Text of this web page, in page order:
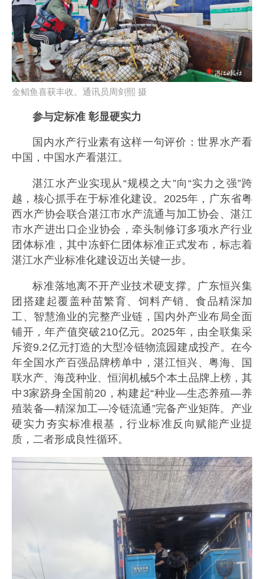
金鲳鱼喜获丰收。通讯员周剑熙 摄
参与定标准 彰显硬实力
国内水产行业素有这样一句评价：世界水产看
中国，中国水产看湛江。
湛江水产业实现从“规模之大”向“实力之强”跨
越，核心抓手在于标准化建设。2025年，广东省粤
西水产协会联合湛江市水产流通与加工协会、湛江
市水产进出口企业协会，牵头制修订多项水产行业
团体标准，其中冻虾仁团体标准正式发布，标志着
湛江水产业标准化建设迈出关键一步。
标准落地离不开产业技术硬支撑。广东恒兴集
团搭建起覆盖种苗繁育、饲料产销、食品精深加
工、智慧渔业的完整产业链，国内外产业布局全面
铺开，年产值突破210亿元。2025年，由全联集采
斥资9.2亿元打造的大型冷链物流园建成投产。在今
年全国水产百强品牌榜单中，湛江恒兴、粤海、国
联水产、海茂种业、恒润机械5个本土品牌上榜，其
中3家跻身全国前20，构建起“种业—生态养殖—养
殖装备—精深加工—冷链流通”完备产业矩阵。产业
硬实力夯实标准根基，行业标准反向赋能产业提
质，二者形成良性循环。